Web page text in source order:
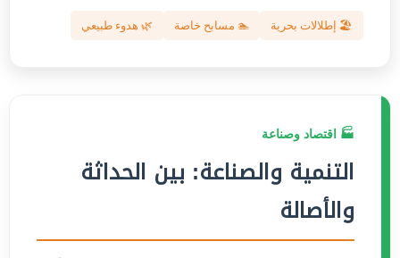
🏖️ إطلالات بحرية 🏊 مسابح خاصة 🌿 هدوء طبيعي
🏭 اقتصاد وصناعة
التنمية والصناعة: بين الحداثة
والأصالة